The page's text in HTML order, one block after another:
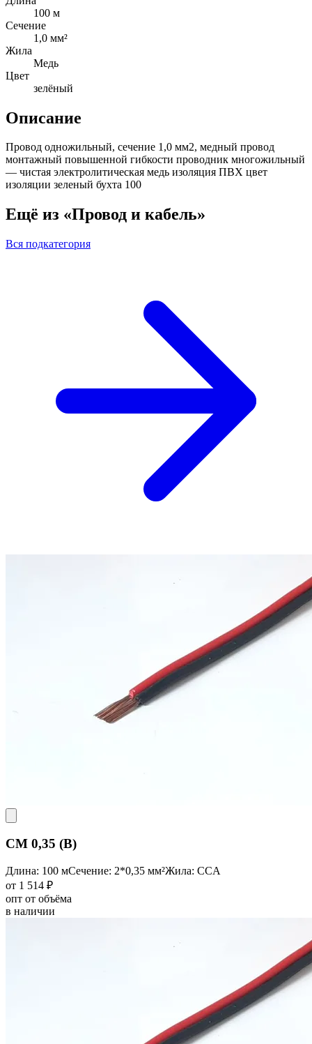
100 м
Сечение
1,0 мм²
Жила
Медь
Цвет
зелёный
Описание
Провод одножильный, сечение 1,0 мм2, медный провод
монтажный повышенной гибкости проводник многожильный
— чистая электролитическая медь изоляция ПВХ цвет
изоляции зеленый бухта 100
Ещё из «Провод и кабель»
Вся подкатегория
CM 0,35 (B)
Длина: 100 мСечение: 2*0,35 мм²Жила: CCA
от 1 514 ₽
опт от объёма
в наличии